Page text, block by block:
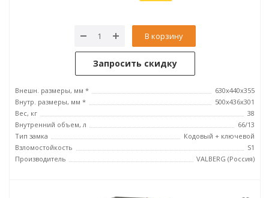
В корзину
Запросить скидку
Внешн. размеры, мм *
630x440x355
Внутр. размеры, мм *
500х436х301
Вес, кг
38
Внутренний объем, л
66/13
Тип замка
Кодовый + ключевой
Взломостойкость
S1
Производитель
VALBERG (Россия)